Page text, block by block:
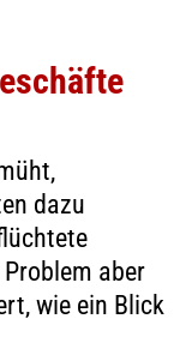
dazu
aber
wie ein Blick